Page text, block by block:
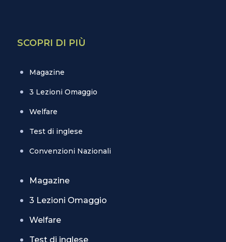
SCOPRI DI PIÙ
Magazine
3 Lezioni Omaggio
Welfare
Test di inglese
Convenzioni Nazionali
Magazine
3 Lezioni Omaggio
Welfare
Test di inglese